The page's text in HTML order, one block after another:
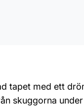
tapet med ett
skuggorna